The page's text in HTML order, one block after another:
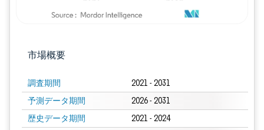
市場概要
調査期間 2021 - 2031
予測データ期間 2026 - 2031
歴史データ期間 2021 - 2024